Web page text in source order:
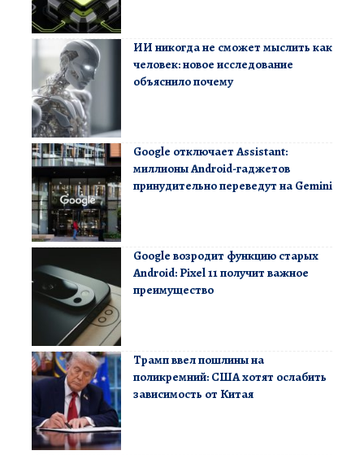
ИИ никогда не сможет мыслить как
человек: новое исследование
объяснило почему
Google отключает Assistant:
миллионы Android-гаджетов
принудительно переведут на Gemini
Google возродит функцию старых
Android: Pixel 11 получит важное
преимущество
Трамп ввел пошлины на
поликремний: США хотят ослабить
зависимость от Китая